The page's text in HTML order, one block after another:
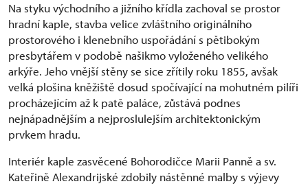
Na styku východního a jižního křídla zachoval se prostor
hradní kaple, stavba velice zvláštního originálního
prostorového i klenebního uspořádání s pětibokým
presbytářem v podobě našikmo vyloženého velikého
arkýře. Jeho vnější stěny se sice zřítily roku 1855, avšak
velká plošina kněžiště dosud spočívající na mohutném pilíři
procházejícím až k patě paláce, zůstává podnes
nejnápadnějším a nejproslulejším architektonickým
prvkem hradu.
Interiér kaple zasvěcené Bohorodičce Marii Panně a sv.
Kateřině Alexandrijské zdobily nástěnné malby s výjevy